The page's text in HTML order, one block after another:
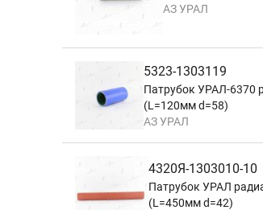
АЗ УРАЛ
5323-1303119
Патрубок УРАЛ-6370
(L=120мм d=58)
АЗ УРАЛ
4320Я-1303010-10
Патрубок УРАЛ
(L=450мм d=42)